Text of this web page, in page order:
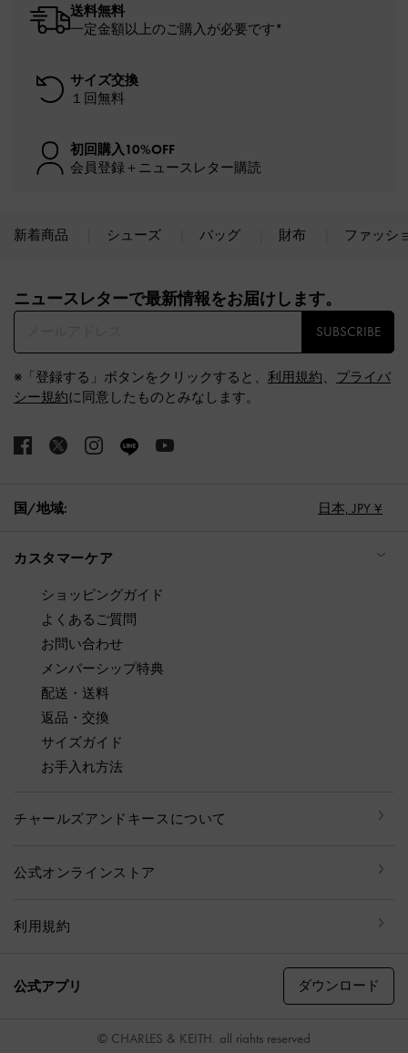
送料無料
一定金額以上のご購入が必要です*
サイズ交換
１回無料
初回購入10%OFF
会員登録＋ニュースレター購読
新着商品 シューズ バッグ 財布 ファッシ
ニュースレターで最新情報をお届けします。​
SUBSCRIBE
※「登録する」ボタンをクリックすると、 利用規約、 プライバ
シー規約に同意したものとみなします。
国/地域: 日本, JPY ¥
カスタマーケア
ショッピングガイド
よくあるご質問
お問い合わせ
メンバーシップ特典
配送・送料
返品・交換
サイズガイド
お手入れ方法
チャールズアンドキースについて
公式オンラインストア
利用規約
公式アプリ ダウンロード
© CHARLES & KEITH, all rights reserved